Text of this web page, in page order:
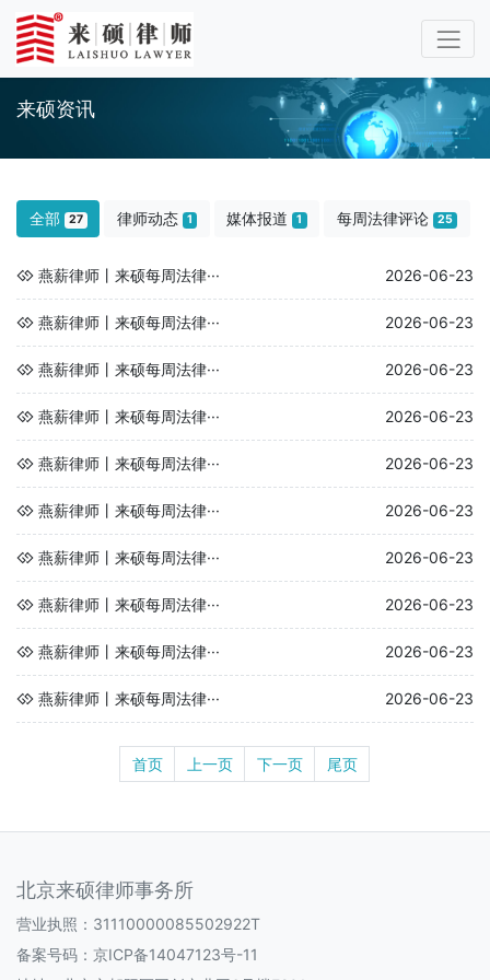
来硕资讯
全部 27 律师动态 1 媒体报道 1 每周法律评论 25
燕薪律师丨来硕每周法律··· 2026-06-23
燕薪律师丨来硕每周法律··· 2026-06-23
燕薪律师丨来硕每周法律··· 2026-06-23
燕薪律师丨来硕每周法律··· 2026-06-23
燕薪律师丨来硕每周法律··· 2026-06-23
燕薪律师丨来硕每周法律··· 2026-06-23
燕薪律师丨来硕每周法律··· 2026-06-23
燕薪律师丨来硕每周法律··· 2026-06-23
燕薪律师丨来硕每周法律··· 2026-06-23
燕薪律师丨来硕每周法律··· 2026-06-23
首页 上一页 下一页 尾页
北京来硕律师事务所
营业执照：31110000085502922T
备案号码： 京ICP备14047123号-11